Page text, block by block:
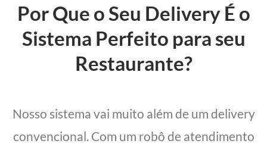
Por Que o Seu Delivery É o
Sistema Perfeito para seu
Restaurante?
Nosso sistema vai muito além de um delivery
convencional. Com um robô de atendimento